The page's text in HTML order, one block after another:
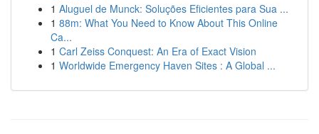
1 Aluguel de Munck: Soluções Eficientes para Sua ...
1 88m: What You Need to Know About This Online
Ca...
1 Carl Zeiss Conquest: An Era of Exact Vision
1 Worldwide Emergency Haven Sites : A Global ...